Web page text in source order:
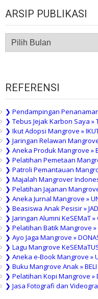
ARSIP PUBLIKASI
ARSIP
PUBLIKASI
REFERENSI
❯ Pendampingan
❯ Tebus Jejak Karbon Saya »
❯ Ikut Adopsi Mangrove »
❯ Jaringan Relawan
❯ Aneka Produk Mangrove »
❯ Pelatihan Pemetaan
❯ Patroli Pemantauan
❯ Majalah Mangrover
❯ Pelatihan Jajanan Mangrove
❯ Aneka Jurnal Mangrove »
❯ Beasiswa Anak Pesisir »
❯ Jaringan Alumni KeSEMaT »
❯ Pelatihan Batik Mangrove »
❯ Ayo Jaga Mangrove »
❯ Lagu Mangrove
❯ Aneka e-Book Mangrove »
❯ Buku Mangrove Anak » BELI
❯ Pelatihan Kopi Mangrove »
❯ Jasa Fotografi dan